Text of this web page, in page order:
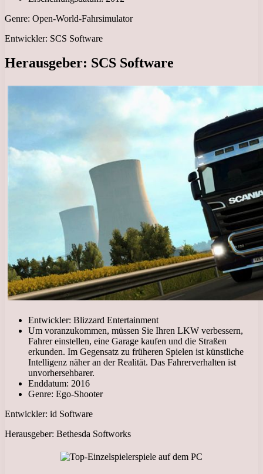
Genre: Open-World-Fahrsimulator
Entwickler: SCS Software
Herausgeber: SCS Software
Entwickler: Blizzard Entertainment
Um voranzukommen, müssen Sie Ihren LKW verbessern,
Fahrer einstellen, eine Garage kaufen und die Straßen
erkunden. Im Gegensatz zu früheren Spielen ist künstliche
Intelligenz näher an der Realität. Das Fahrerverhalten ist
unvorhersehbarer.
Enddatum: 2016
Genre: Ego-Shooter
Entwickler: id Software
Herausgeber: Bethesda Softworks